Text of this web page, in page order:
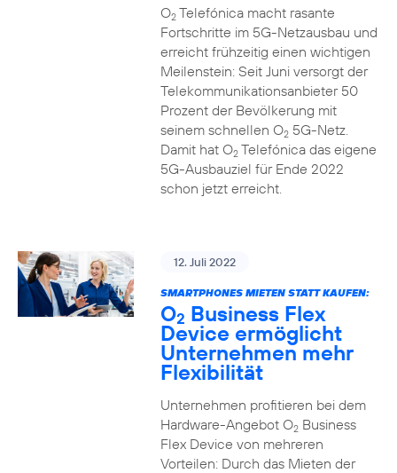
O2Telefónica macht rasante
Fortschritte im 5G-Netzausbau und
erreicht frühzeitig einen wichtigen
Meilenstein: Seit Juni versorgt der
Telekommunikationsanbieter 50
Prozent der Bevölkerung mit
seinem schnellen O25G-Netz.
Damit hat O2Telefónica das eigene
5G-Ausbauziel für Ende 2022
schon jetzt erreicht.
12. Juli 2022
SMARTPHONES MIETEN STATT KAUFEN:
O2 Business Flex
Device ermöglicht
Unternehmen mehr
Flexibilität
Unternehmen profitieren bei dem
Hardware-Angebot O2Business
Flex Device von mehreren
Vorteilen: Durch das Mieten der